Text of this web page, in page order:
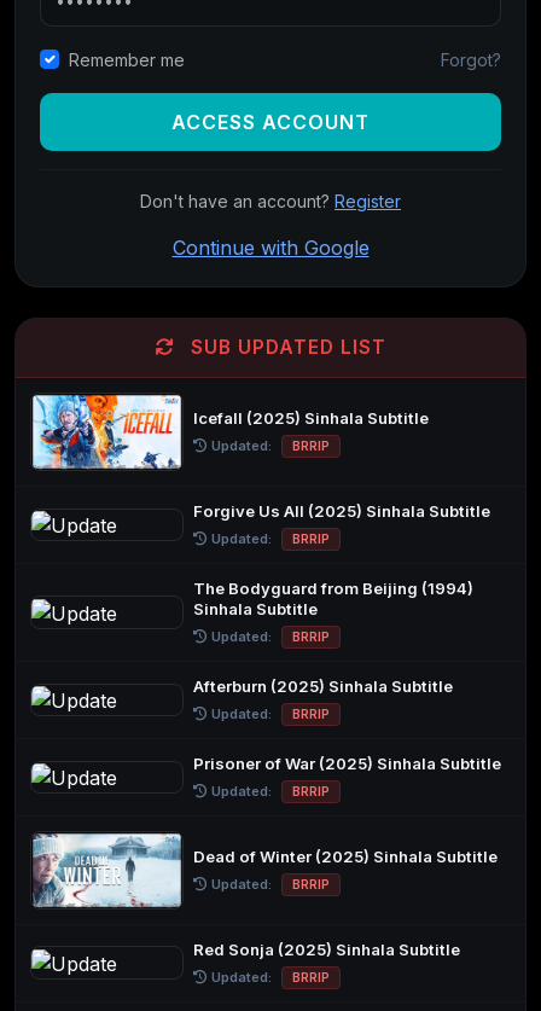
Remember me Forgot?
ACCESS ACCOUNT
Don't have an account? Register
Continue with Google
SUB UPDATED LIST
Icefall (2025) Sinhala Subtitle
Updated: BRRIP
Forgive Us All (2025) Sinhala Subtitle
Updated: BRRIP
The Bodyguard from Beijing (1994)
Sinhala Subtitle
Updated: BRRIP
Afterburn (2025) Sinhala Subtitle
Updated: BRRIP
Prisoner of War (2025) Sinhala Subtitle
Updated: BRRIP
Dead of Winter (2025) Sinhala Subtitle
Updated: BRRIP
Red Sonja (2025) Sinhala Subtitle
Updated: BRRIP